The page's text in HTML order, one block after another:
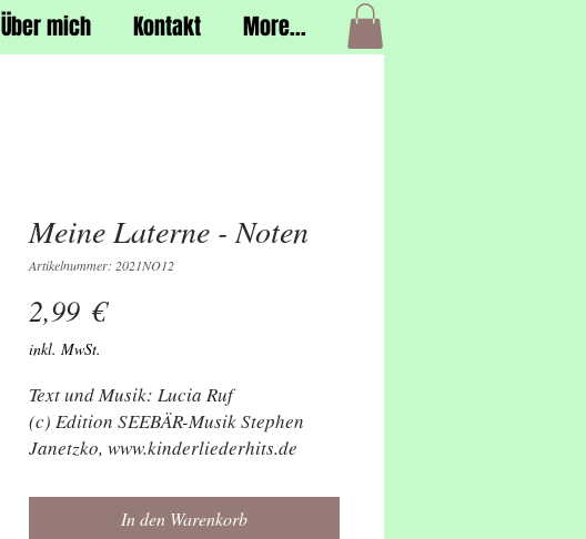
Über mich Kontakt More...
Meine Laterne - Noten
Artikelnummer: 2021NO12
2,99 €Preis
inkl. MwSt.
Text und Musik: Lucia Ruf
(c) Edition SEEBÄR-Musik Stephen
Janetzko, www.kinderliederhits.de
Meine Laterne, sie leuchtet in der
In den Warenkorb